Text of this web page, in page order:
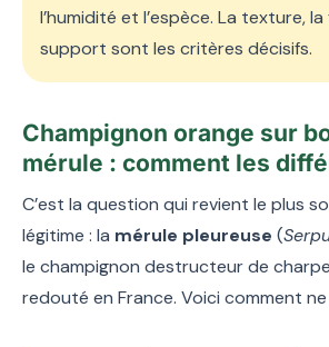
l’humidité et l’espèce. La texture,
support sont les critères décisifs.
Champignon orange sur
mérule : comment les
C’est la question qui revient le plus
légitime : la mérule pleureuse (
le champignon destructeur de
redouté en France. Voici comment